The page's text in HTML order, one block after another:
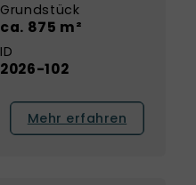
Grundstück
ca. 875 m²
ID
2026-102
Mehr erfahren